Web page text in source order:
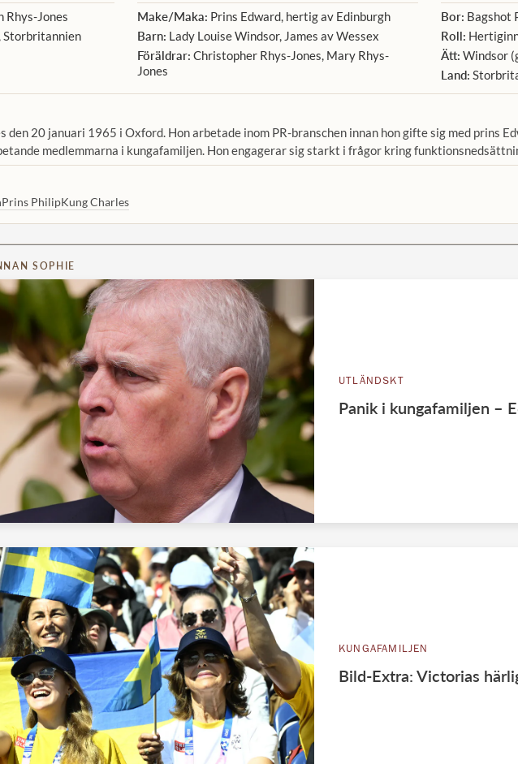
Rhys-Jones
Storbritannien
Make/Maka: Prins Edward, hertig av Edinburgh
Barn: Lady Louise Windsor, James av Wessex
Föräldrar: Christopher Rhys-Jones, Mary Rhys-
Jones
Bor: Bagshot
Roll:
Ätt: Windsor
Land:
den 20 januari 1965 i Oxford. Hon arbetade inom PR-branschen innan hon gifte sig med prins
medlemmarna i kungafamiljen. Hon engagerar sig starkt i frågor kring
Prins PhilipKung Charles
SOPHIE
UTLÄNDSKT
Panik i kungafamiljen –
KUNGAFAMILJEN
Bild-Extra: Victorias